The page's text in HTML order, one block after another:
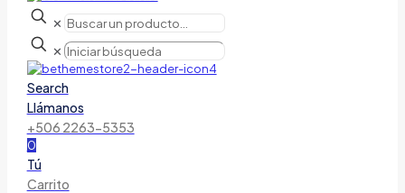
✕
✕
Search
Llámanos
+506 2263-5353
0
Tú
Carrito